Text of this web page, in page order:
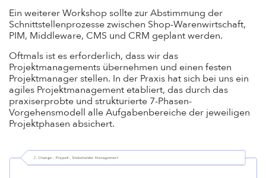
Ein weiterer Workshop sollte zur Abstimmung der
Schnittstellenprozesse zwischen Shop-Warenwirtschaft,
PIM, Middleware, CMS und CRM geplant werden.
Oftmals ist es erforderlich, dass wir das
Projektmanagements übernehmen und einen festen
Projektmanager stellen. In der Praxis hat sich bei uns ein
agiles Projektmanagement etabliert, das durch das
praxiserprobte und strukturierte 7-Phasen-
Vorgehensmodell alle Aufgabenbereiche der jeweiligen
Projektphasen absichert.